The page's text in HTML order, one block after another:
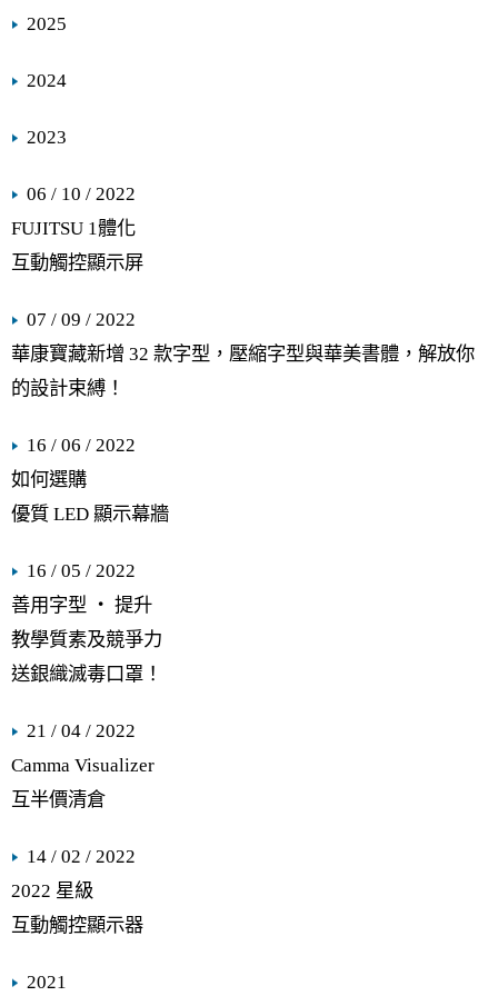
2025
2024
2023
06 / 10 / 2022
FUJITSU 1體化
互動觸控顯示屏
07 / 09 / 2022
華康寶藏新增 32 款字型，壓縮字型與華美書體，解放你
的設計束縛！
16 / 06 / 2022
如何選購
優質 LED 顯示幕牆
16 / 05 / 2022
善用字型 ‧ 提升
教學質素及競爭力
送銀織滅毒口罩！
21 / 04 / 2022
Camma Visualizer
互半價清倉
14 / 02 / 2022
2022 星級
互動觸控顯示器
2021